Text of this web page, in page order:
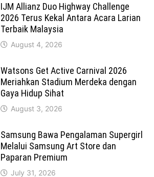
IJM Allianz Duo Highway Challenge
2026 Terus Kekal Antara Acara Larian
Terbaik Malaysia
August 4, 2026
Watsons Get Active Carnival 2026
Meriahkan Stadium Merdeka dengan
Gaya Hidup Sihat
August 3, 2026
Samsung Bawa Pengalaman Supergirl
Melalui Samsung Art Store dan
Paparan Premium
July 31, 2026